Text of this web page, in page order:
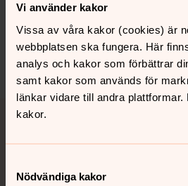
Vi använder kakor
Vissa av våra kakor (cookies) är
webbplatsen ska fungera. Här
analys och kakor som förbättrar
samt kakor som används för
länkar vidare till andra
kakor.
Nödvändiga kakor
innehåll?
paris@svenskakyrkan.se
Dela
Tillbaka till toppen
Tillbaka till innehållet
Kontakt